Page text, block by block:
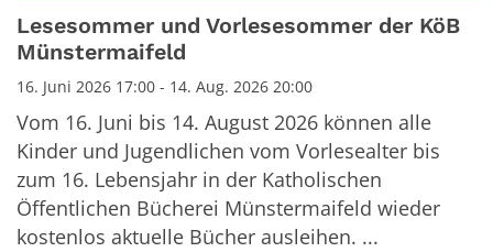
Datum: 16. Juni 2026
Lesesommer und Vorlesesommer der KöB
Münstermaifeld
16. Juni 2026 17:00 - 14. Aug. 2026 20:00
Vom 16. Juni bis 14. August 2026 können alle
Kinder und Jugendlichen vom Vorlesealter bis
zum 16. Lebensjahr in der Katholischen
Öffentlichen Bücherei Münstermaifeld wieder
kostenlos aktuelle Bücher ausleihen. ...